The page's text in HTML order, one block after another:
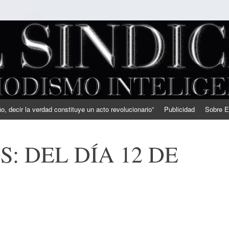
decir la verdad constituye un acto revolucionario” Publicidad Sobre
DEL DÍA 12 DE